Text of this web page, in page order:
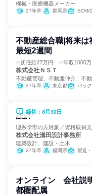
機械・医療機器メーカー
27年卒 群馬県 SCM/
不動産総合職|将来
最短2週間
✅初任給27万円 ✅年収1000
株式会社ＮＳＴ
不動産管理、不動産仲介、不
27年卒 東京都 バックオフィ
締切：8月30日
設計
理系学部の方対象／資格取得
株式会社溝田設計事務所
建築設計、建設・土木
27年卒 福岡県 製造
オンライン 会社説
都圏配属